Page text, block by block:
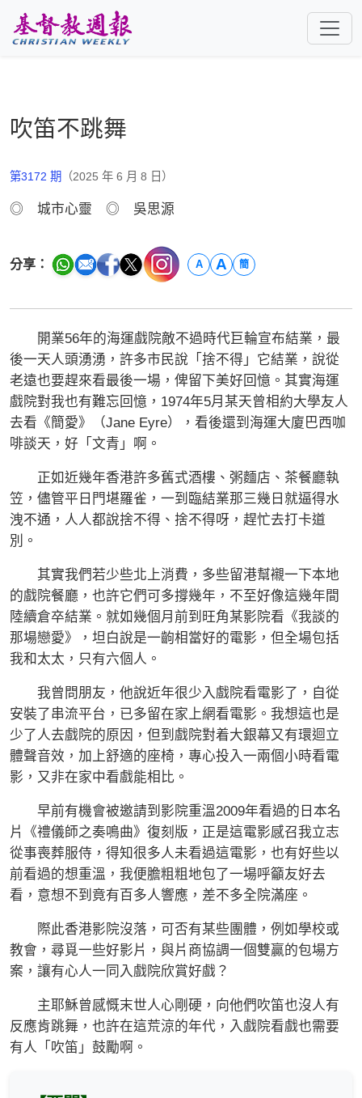
吹笛不跳舞
第3172 期 （2025 年 6 月 8 日）
◎ 城市心靈 ◎ 吳思源
分享： A A 簡
開業56年的海運戲院敵不過時代巨輪宣布結業，最
後一天人頭湧湧，許多市民說「捨不得」它結業，說從
老遠也要趕來看最後一場，俾留下美好回憶。其實海運
戲院對我也有難忘回憶，1974年5月某天曾相約大學友人
去看《簡愛》（Jane Eyre），看後還到海運大廈巴西咖
啡談天，好「文青」啊。
正如近幾年香港許多舊式酒樓、粥麵店、茶餐廳執
笠，儘管平日門堪羅雀，一到臨結業那三幾日就逼得水
洩不通，人人都說捨不得、捨不得呀，趕忙去打卡道
別。
其實我們若少些北上消費，多些留港幫襯一下本地
的戲院餐廳，也許它們可多撐幾年，不至好像這幾年間
陸續倉卒結業。就如幾個月前到旺角某影院看《我談的
那場戀愛》，坦白說是一齣相當好的電影，但全場包括
我和太太，只有六個人。
我曾問朋友，他說近年很少入戲院看電影了，自從
安裝了串流平台，已多留在家上網看電影。我想這也是
少了人去戲院的原因，但到戲院對着大銀幕又有環迴立
體聲音效，加上舒適的座椅，專心投入一兩個小時看電
影，又非在家中看戲能相比。
早前有機會被邀請到影院重溫2009年看過的日本名
片《禮儀師之奏鳴曲》復刻版，正是這電影感召我立志
從事喪葬服侍，得知很多人未看過這電影，也有好些以
前看過的想重溫，我便膽粗粗地包了一場呼籲友好去
看，意想不到竟有百多人響應，差不多全院滿座。
際此香港影院沒落，可否有某些團體，例如學校或
教會，尋覓一些好影片，與片商協調一個雙贏的包場方
案，讓有心人一同入戲院欣賞好戲？
主耶穌曾感慨末世人心剛硬，向他們吹笛也沒人有
反應肯跳舞，也許在這荒涼的年代，入戲院看戲也需要
有人「吹笛」鼓勵啊。